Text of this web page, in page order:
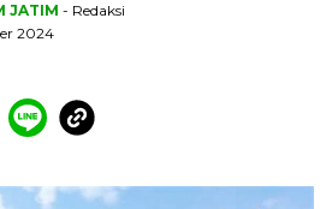
JATIM - Redaksi
2024